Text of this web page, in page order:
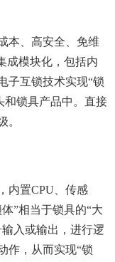
本、高安全、免维
成模块化，包括内
子互锁技术实现“锁
和锁具产品中。直接
。
内置CPU、传感
”相当于锁具的“大
入或输出，进行逻
作，从而实现“锁